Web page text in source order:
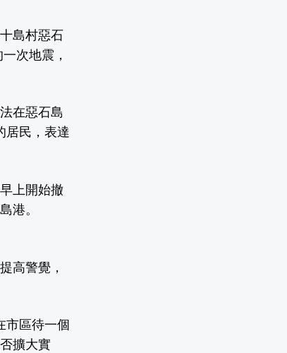
島村惡石
次地震，
在惡石島
居民，表達
上開始撤
港。
高警覺，
市區待一個
擴大實